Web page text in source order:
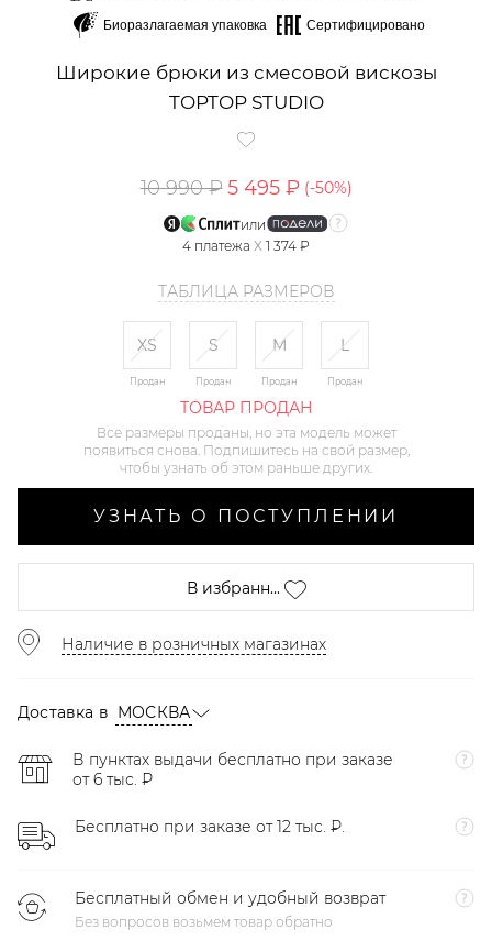
Биоразлагаемая упаковка
Сертифицировано
Широкие брюки из смесовой вискозы
TOPTOP STUDIO
10 990 ₽ 5 495 ₽ (-50%)
или
4 платежа X 1 374 ₽
ТАБЛИЦА РАЗМЕРОВ
XS
Продан
S
Продан
M
Продан
L
Продан
ТОВАР ПРОДАН
Все размеры проданы, но эта модель может
появиться снова. Подпишитесь на свой размер,
чтобы узнать об этом раньше других.
УЗНАТЬ О ПОСТУПЛЕНИИ
В избранн...
Наличие в розничных магазинах
Доставка в МОСКВА
В пунктах выдачи бесплатно при заказе
от 6 тыс. ₽
Бесплатно при заказе от 12 тыс. ₽.
Бесплатный обмен и удобный возврат
Без вопросов возьмем товар обратно